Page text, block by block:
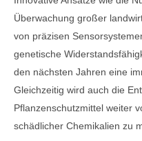
Überwachung großer
von präzisen
genetische
den nächsten Jahren eine
Gleichzeitig wird auch die
Pflanzenschutzmittel weiter
schädlicher Chemikalien zu